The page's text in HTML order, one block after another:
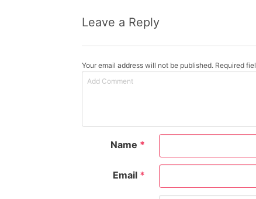
Leave a Reply
Your email address will not be published. Required
Name *
Email *